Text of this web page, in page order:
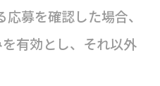
募を確認した場合、
有効とし、それ以外